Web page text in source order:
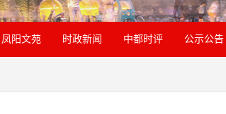
凤阳文苑 时政新闻 中都时评 公示公告